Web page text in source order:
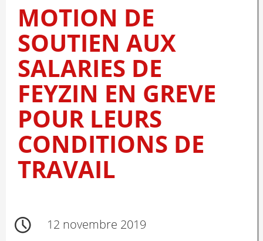
MOTION DE
SOUTIEN AUX
SALARIES DE
FEYZIN EN GREVE
POUR LEURS
CONDITIONS DE
TRAVAIL
12 novembre 2019